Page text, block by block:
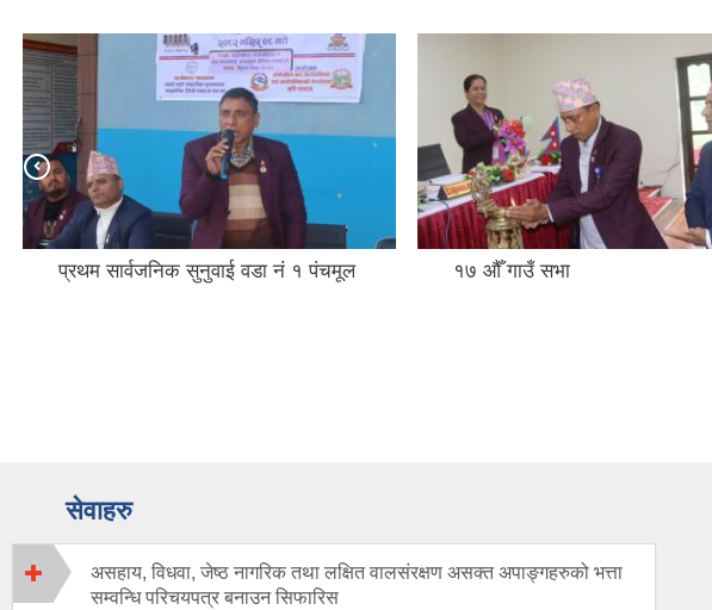
प्रथम सार्वजनिक सुनुवाई वडा नं १ पंचमूल १७ औँ गाउँ सभा
सेवाहरु
असहाय, विधवा, जेष्ठ नागरिक तथा लक्षित वालसंरक्षण असक्त अपाङ्गहरुको भत्ता
सम्वन्धि परिचयपत्र बनाउन सिफारिस